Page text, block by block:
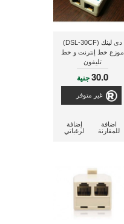
دى لينك (DSL-30CF)
موزع خط إنترنت و خط
تليفون
30.0جنية
غير متوفر
إضافة
لرغباتي
اضافة
للمقارنة